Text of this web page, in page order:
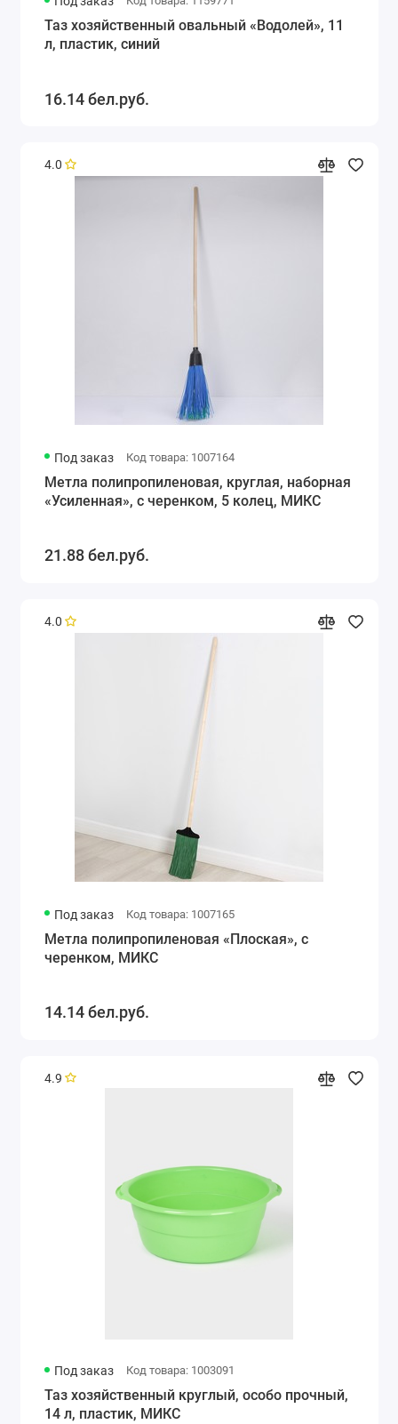
Таз хозяйственный овальный «Водолей», 11
л, пластик, синий
16.14 бел.руб.
4.0
Под заказ Код товара: 1007164
Метла полипропиленовая, круглая, наборная
«Усиленная», с черенком, 5 колец, МИКС
21.88 бел.руб.
4.0
Под заказ Код товара: 1007165
Метла полипропиленовая «Плоская», с
черенком, МИКС
14.14 бел.руб.
4.9
Под заказ Код товара: 1003091
Таз хозяйственный круглый, особо прочный,
14 л, пластик, МИКС